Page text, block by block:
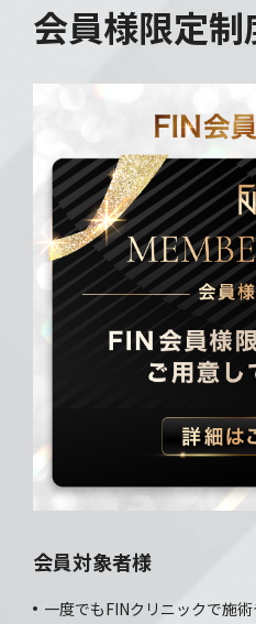
会員様限定制
会員対象者様
一度でもFINクリニックで施